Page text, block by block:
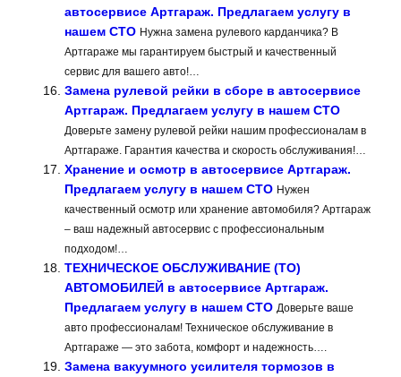
автосервисе Артгараж. Предлагаем услугу в
нашем СТО Нужна замена рулевого карданчика? В
Артгараже мы гарантируем быстрый и качественный
сервис для вашего авто!…
Замена рулевой рейки в сборе в автосервисе
Артгараж. Предлагаем услугу в нашем СТО
Доверьте замену рулевой рейки нашим профессионалам в
Артгараже. Гарантия качества и скорость обслуживания!…
Хранение и осмотр в автосервисе Артгараж.
Предлагаем услугу в нашем СТО Нужен
качественный осмотр или хранение автомобиля? Артгараж
– ваш надежный автосервис с профессиональным
подходом!…
ТЕХНИЧЕСКОЕ ОБСЛУЖИВАНИЕ (ТО)
АВТОМОБИЛЕЙ в автосервисе Артгараж.
Предлагаем услугу в нашем СТО Доверьте ваше
авто профессионалам! Техническое обслуживание в
Артгараже — это забота, комфорт и надежность….
Замена вакуумного усилителя тормозов в